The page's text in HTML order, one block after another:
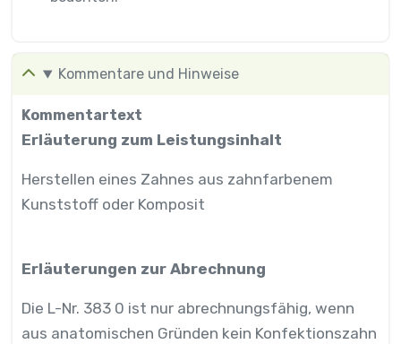
Kommentare und Hinweise
Kommentartext
Erläuterung zum Leistungsinhalt
Herstellen eines Zahnes aus zahnfarbenem
Kunststoff oder Komposit
Erläuterungen zur Abrechnung
Die L-Nr. 383 0 ist nur abrechnungsfähig, wenn
aus anatomischen Gründen kein Konfektionszahn